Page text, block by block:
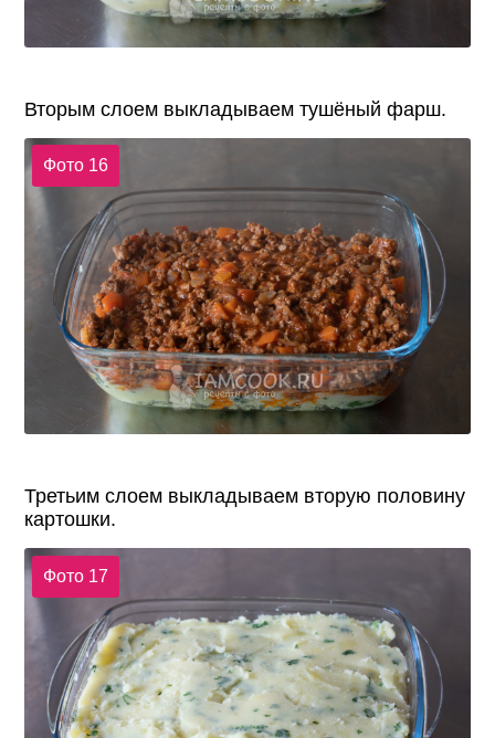
Вторым слоем выкладываем тушёный фарш.
Фото 16
Третьим слоем выкладываем вторую половину
картошки.
Фото 17